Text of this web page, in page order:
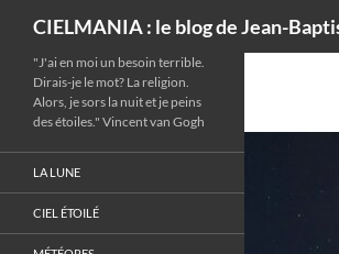
CIELMANIA : le blog de Jean-
"J'ai en moi un besoin terrible.
Dirais-je le mot? La religion.
Alors, je sors la nuit et je peins
des étoiles." Vincent van Gogh
LA LUNE
CIEL ÉTOILÉ